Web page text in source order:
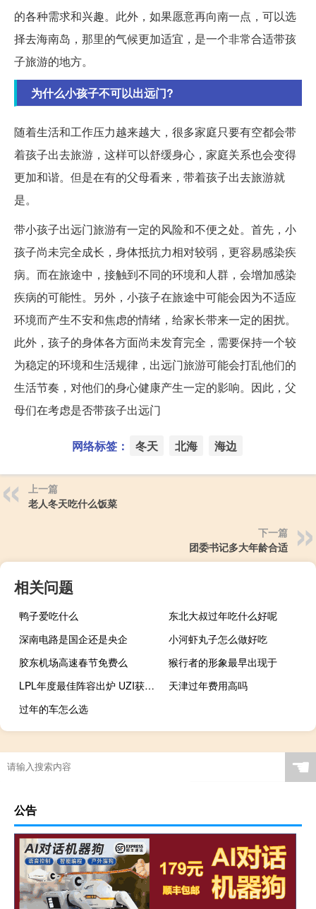
的各种需求和兴趣。此外，如果愿意再向南一点，可以选
择去海南岛，那里的气候更加适宜，是一个非常合适带孩
子旅游的地方。
为什么小孩子不可以出远门?
随着生活和工作压力越来越大，很多家庭只要有空都会带
着孩子出去旅游，这样可以舒缓身心，家庭关系也会变得
更加和谐。但是在有的父母看来，带着孩子出去旅游就
是。
带小孩子出远门旅游有一定的风险和不便之处。首先，小
孩子尚未完全成长，身体抵抗力相对较弱，更容易感染疾
病。而在旅途中，接触到不同的环境和人群，会增加感染
疾病的可能性。另外，小孩子在旅途中可能会因为不适应
环境而产生不安和焦虑的情绪，给家长带来一定的困扰。
此外，孩子的身体各方面尚未发育完全，需要保持一个较
为稳定的环境和生活规律，出远门旅游可能会打乱他们的
生活节奏，对他们的身心健康产生一定的影响。因此，父
母们在考虑是否带孩子出远门
网络标签： 冬天 北海 海边
上一篇
老人冬天吃什么饭菜
下一篇
团委书记多大年龄合适
相关问题
鸭子爱吃什么
东北大叔过年吃什么好呢
深南电路是国企还是央企
小河虾丸子怎么做好吃
胶东机场高速春节免费么
猴行者的形象最早出现于
LPL年度最佳阵容出炉 UZI获年度最佳ADC引争议
天津过年费用高吗
过年的车怎么选
☚
公告